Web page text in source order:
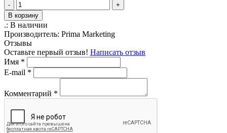
-
+
В корзину
.: В наличии
Производитель: Prima Marketing
Отзывы
Оставьте первый отзыв! Написать отзыв
Имя *
E-mail *
Комментарий *